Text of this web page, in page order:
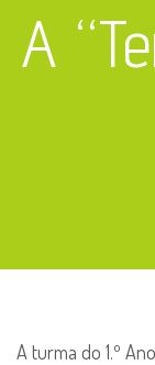
A
A turma do 1.º